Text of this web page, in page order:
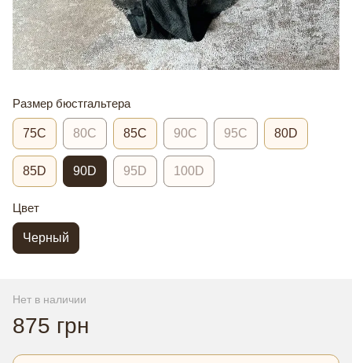
Размер бюстгальтера
75C 80C 85C 90C 95C 80D
85D 90D 95D 100D
Цвет
Черный
Нет в наличии
875 грн